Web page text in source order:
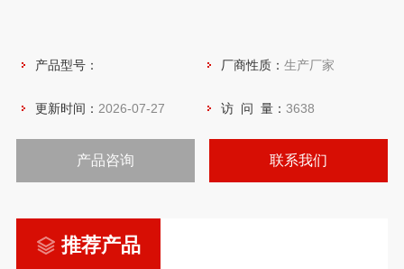
产品型号： 厂商性质： 生产厂家
更新时间： 2026-07-27 访 问 量： 3638
产品咨询 联系我们
推荐产品